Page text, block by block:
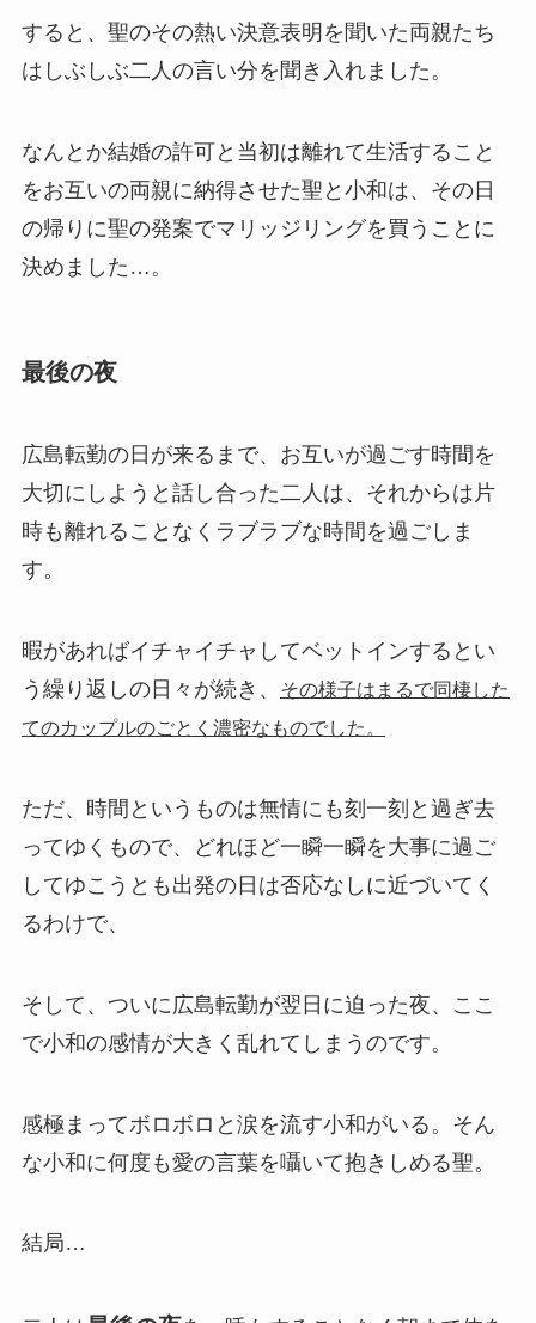
すると、聖のその熱い決意表明を聞いた両親たち
はしぶしぶ二人の言い分を聞き入れました。
なんとか結婚の許可と当初は離れて生活すること
をお互いの両親に納得させた聖と小和は、その日
の帰りに聖の発案でマリッジリングを買うことに
決めました…。
最後の夜
広島転勤の日が来るまで、お互いが過ごす時間を
大切にしようと話し合った二人は、それからは片
時も離れることなくラブラブな時間を過ごしま
す。
暇があればイチャイチャしてベットインするとい
う繰り返しの日々が続き、
その様子はまるで同棲した
てのカップルのごとく濃密なものでした。
ただ、時間というものは無情にも刻一刻と過ぎ去
ってゆくもので、どれほど一瞬一瞬を大事に過ご
してゆこうとも出発の日は否応なしに近づいてく
るわけで、
そして、ついに広島転勤が翌日に迫った夜、ここ
で小和の感情が大きく乱れてしまうのです。
感極まってボロボロと涙を流す小和がいる。そん
な小和に何度も愛の言葉を囁いて抱きしめる聖。
結局…